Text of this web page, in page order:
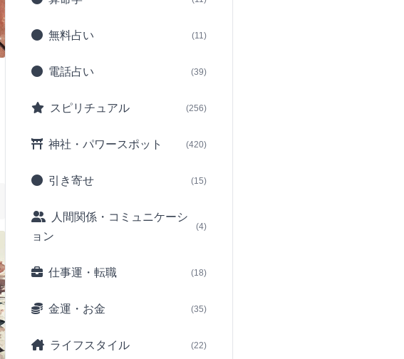
無料占い (11)
電話占い (39)
スピリチュアル (256)
神社・パワースポット (420)
引き寄せ (15)
人間関係・コミュニケーシ
ョン
(4)
仕事運・転職 (18)
金運・お金 (35)
ライフスタイル (22)